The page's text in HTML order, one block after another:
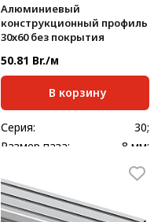
Алюминиевый
конструкционный профиль
30x60 без покрытия
50.81 Br./м
В корзину
Серия:
30;
Размер паза:
8 мм;
мм:
30х60
Стандартная длина,
мм: